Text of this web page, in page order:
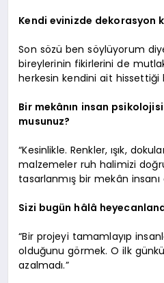
Kendi evinizde dekorasyon
Son sözü ben söylüyorum
bireylerinin fikirlerini de
herkesin kendini ait hissettiği
Bir mekânın insan
musunuz?
“Kesinlikle. Renkler, ışık,
malzemeler ruh halimizi
tasarlanmış bir mekân insanı
Sizi bugün hâlâ
“Bir projeyi tamamlayıp
olduğunu görmek. O ilk
azalmadı.”